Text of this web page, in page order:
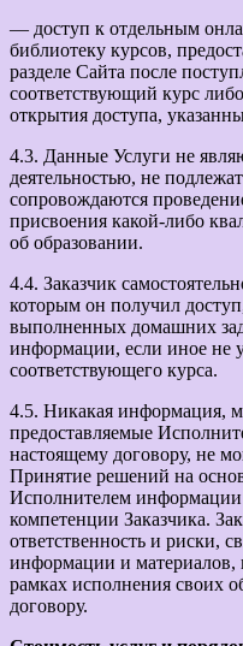
— доступ к отдельным
библиотеку курсов,
разделе Сайта после
соответствующий курс
открытия доступа,
4.3. Данные Услуги не
деятельностью, не
сопровождаются
присвоения какой-либо
об образовании.
4.4. Заказчик
которым он получил
выполненных домашних
информации, если иное не
соответствующего курса.
4.5. Никакая информация,
предоставляемые
настоящему договору, не
Принятие решений на
Исполнителем информации
компетенции Заказчика.
ответственность и риски,
информации и материалов,
рамках исполнения своих
договору.